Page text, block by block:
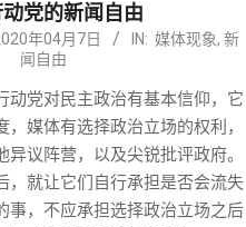
动党的新闻自由
年04月7日 IN: 媒体现象, 新
闻自由
动党对民主政治有基本信仰，它
媒体有选择政治立场的权利，
议阵营，以及尖锐批评政府。
，就让它们自行承担是否会流失
事，不应承担选择政治立场之后